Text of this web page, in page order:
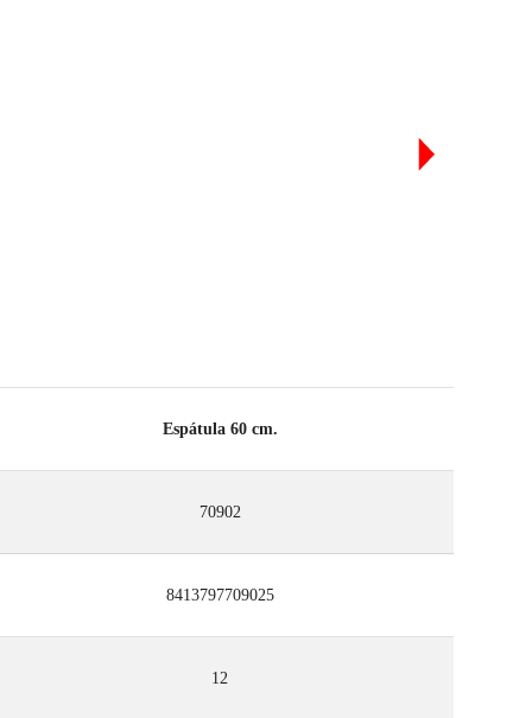
Espátula 60 cm.
70902
8413797709025
12